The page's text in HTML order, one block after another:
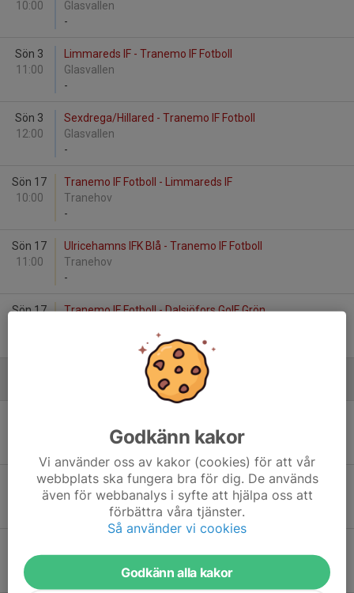
10:00
Glasvallen
-
Sön 3
11:00
Limmareds IF - Tranemo IF Fotboll
Glasvallen
-
Sön 3
12:00
Sexdrega/Hillared - Tranemo IF Fotboll
Glasvallen
-
Sön 17
10:00
Tranemo IF Fotboll - Limmareds IF
Tranehov
-
Sön 17
11:00
Ulricehamns IFK Blå - Tranemo IF Fotboll
Tranehov
-
Sön 17
Tranemo IF Fotboll - Dalsjöfors GoIF Grön
Lassalyckan
Sön 7
11:00
Limmareds IF - Tranemo IF Fotboll
12:00
Godkänn kakor
Vi använder oss av kakor (cookies) för att vår
webbplats ska fungera bra för dig. De används
även för webbanalys i syfte att hjälpa oss att
förbättra våra tjänster.
Så använder vi cookies
Godkänn alla kakor